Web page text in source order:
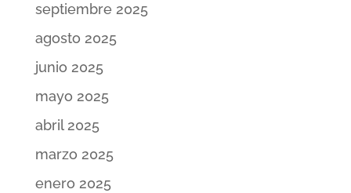
septiembre 2025
agosto 2025
junio 2025
mayo 2025
abril 2025
marzo 2025
enero 2025